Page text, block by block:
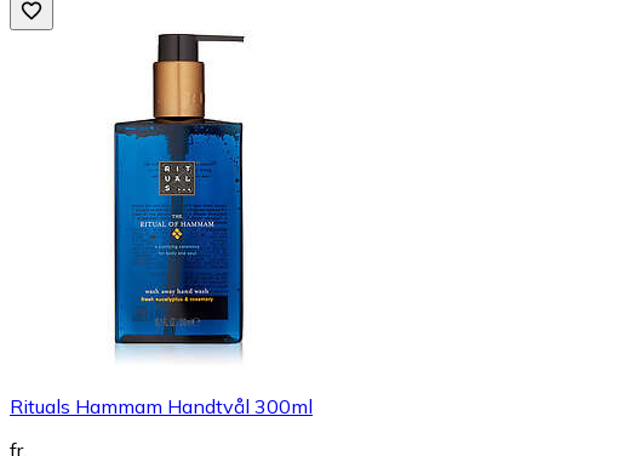
Rituals Hammam Handtvål 300ml
fr.